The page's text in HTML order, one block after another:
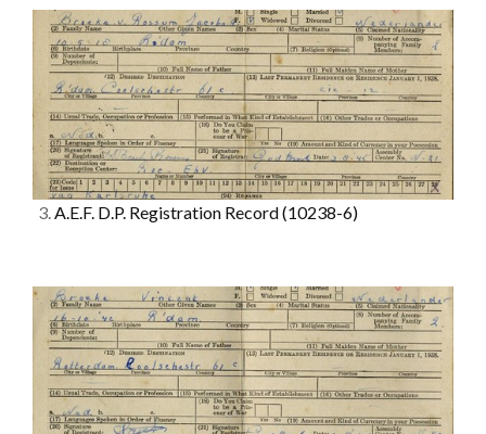
3.A.E.F. D.P. Registration Record(10238-6)